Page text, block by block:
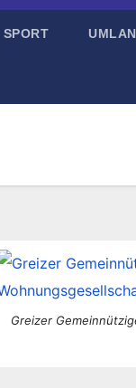
SPORT
Greizer